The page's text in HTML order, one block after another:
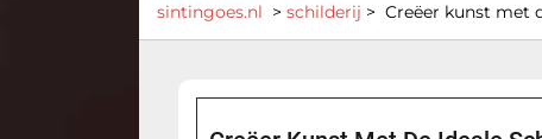
sintingoes.nl > schilderij > Creëer kunst met